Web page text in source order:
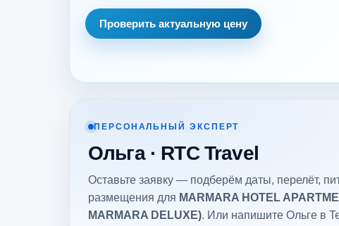
Проверить актуальную цену
ПЕРСОНАЛЬНЫЙ ЭКСПЕРТ
Ольга · RTC Travel
Оставьте заявку — подберём даты, перелёт,
размещения для MARMARA HOTEL
MARMARA DELUXE). Или напишите Ольге в